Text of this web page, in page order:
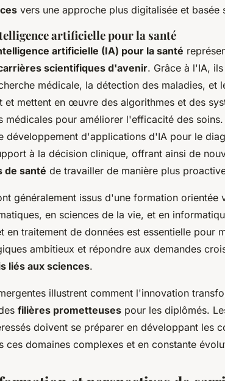
vers une approche plus digitalisée et basée
artificielle pour la santé
artificielle (IA) pour la santé
scientifiques d'avenir. Grâce à l'IA,
médicale, la détection des maladies, et
et mettent en œuvre des algorithmes et des
médicales pour améliorer l'efficacité des
développement d'applications d'IA pour le
à la décision clinique, offrant ainsi de
de santé de travailler de manière plus
généralement issus d'une formation orientée
en sciences de la vie, et en
en traitement de données est essentielle pour
ambitieux et répondre aux demandes
liés aux sciences.
illustrent comment l'innovation
filières prometteuses pour les diplômés.
doivent se préparer en développant les
ces domaines complexes et en constante